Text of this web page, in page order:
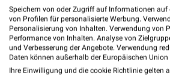
McDonald´s
Neustadt bei
288,65 km
Speichern von oder Zugriff auf Informationen auf
von Profilen für personalisierte Werbung.
Personalisierung von Inhalten. Verwendung von
Performance von Inhalten. Analyse von
und Verbesserung der Angebote. Verwendung
Daten können außerhalb der Europäischen
Ihre Einwilligung und die cookie Richtlinie gelten